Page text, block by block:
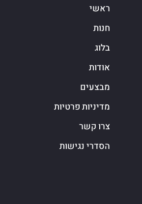
ראשי
חנות
בלוג
אודות
מבצעים
מדיניות פרטיות
צרו קשר
הסדרי נגישות